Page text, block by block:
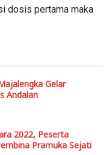
dosis pertama maka
Gelar
Andalan
2022, Peserta
Pramuka Sejati